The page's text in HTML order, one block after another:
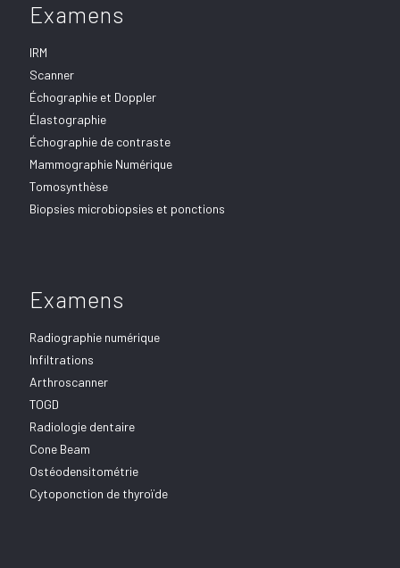
Examens
IRM
Scanner
Échographie et Doppler
Élastographie
Échographie de contraste
Mammographie Numérique
Tomosynthèse
Biopsies microbiopsies et ponctions
Examens
Radiographie numérique
Infiltrations
Arthroscanner
TOGD
Radiologie dentaire
Cone Beam
Ostéodensitométrie
Cytoponction de thyroïde